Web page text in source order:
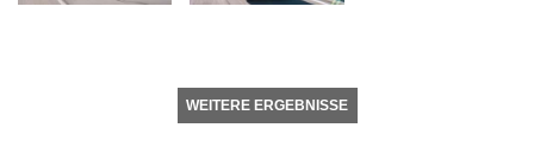
WEITERE ERGEBNISSE